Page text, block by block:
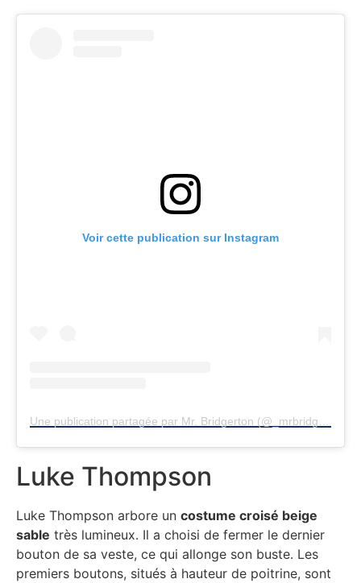
Luke Thompson
Luke Thompson arbore un costume croisé beige
sable très lumineux. Il a choisi de fermer le dernier
bouton de sa veste, ce qui allonge son buste. Les
premiers boutons, situés à hauteur de poitrine, sont
Voir cette publication sur Instagram